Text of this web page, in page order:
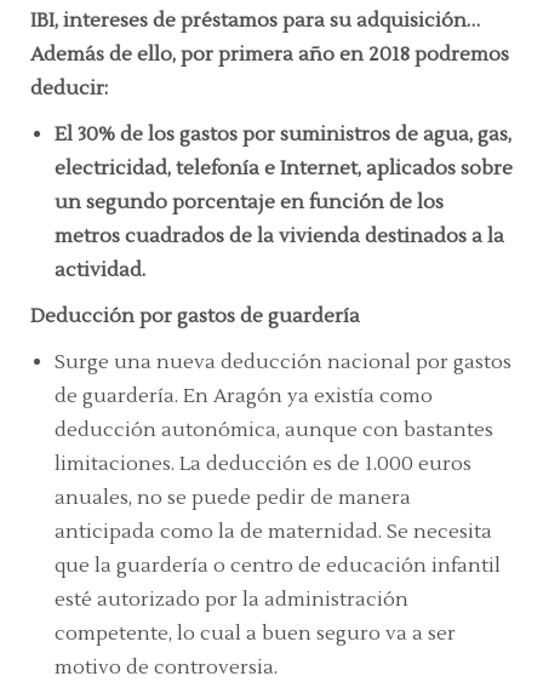
IBI, intereses de préstamos para su adquisición…
Además de ello, por primera año en 2018 podremos
deducir:
El 30% de los gastos por suministros de agua, gas,
electricidad, telefonía e Internet, aplicados sobre
un segundo porcentaje en función de los
metros cuadrados de la vivienda destinados a la
actividad.
Deducción por gastos de guardería
Surge una nueva deducción nacional por gastos
de guardería. En Aragón ya existía como
deducción autonómica, aunque con bastantes
limitaciones. La deducción es de 1.000 euros
anuales, no se puede pedir de manera
anticipada como la de maternidad. Se necesita
que la guardería o centro de educación infantil
esté autorizado por la administración
competente, lo cual a buen seguro va a ser
motivo de controversia.